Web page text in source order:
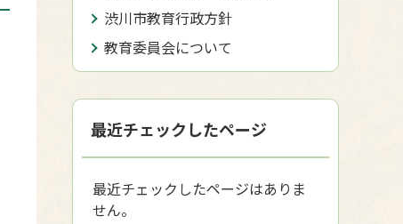
渋川市教育行政方針
教育委員会について
最近チェックしたページ
最近チェックしたページはありま
せん。